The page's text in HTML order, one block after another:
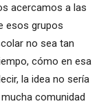
acercamos a las
esos grupos
no sea tan
cómo en esa
la idea no sería
comunidad